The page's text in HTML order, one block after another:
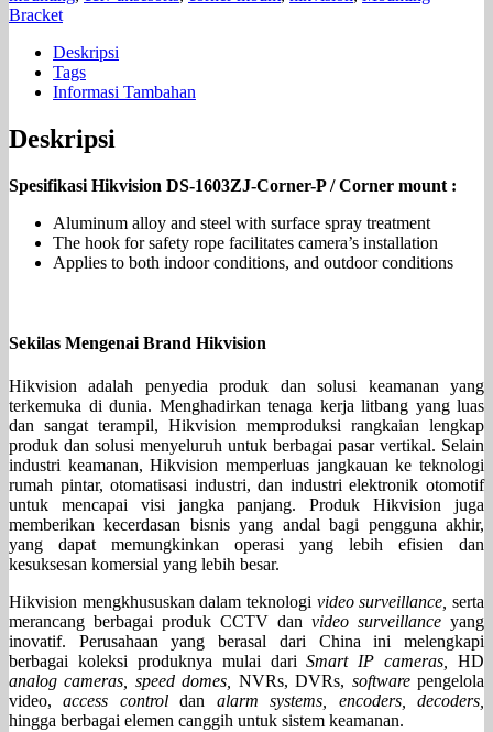
Bracket
Deskripsi
Tags
Informasi Tambahan
Deskripsi
Spesifikasi Hikvision DS-1603ZJ-Corner-P / Corner mount :
Aluminum alloy and steel with surface spray treatment
The hook for safety rope facilitates camera’s installation
Applies to both indoor conditions, and outdoor conditions
Sekilas Mengenai Brand Hikvision
Hikvision adalah penyedia produk dan solusi keamanan yang
terkemuka di dunia. Menghadirkan tenaga kerja litbang yang luas
dan sangat terampil, Hikvision memproduksi rangkaian lengkap
produk dan solusi menyeluruh untuk berbagai pasar vertikal. Selain
industri keamanan, Hikvision memperluas jangkauan ke teknologi
rumah pintar, otomatisasi industri, dan industri elektronik otomotif
untuk mencapai visi jangka panjang. Produk Hikvision juga
memberikan kecerdasan bisnis yang andal bagi pengguna akhir,
yang dapat memungkinkan operasi yang lebih efisien dan
kesuksesan komersial yang lebih besar.
Hikvision mengkhususkan dalam teknologi video surveillance, serta
merancang berbagai produk CCTV dan video surveillance yang
inovatif. Perusahaan yang berasal dari China ini melengkapi
berbagai koleksi produknya mulai dariSmart IP cameras, HD
analog cameras, speed domes, NVRs, DVRs, softwarepengelola
video,access controldan alarm systems, encoders, decoders,
hingga berbagai elemen canggih untuk sistem keamanan.